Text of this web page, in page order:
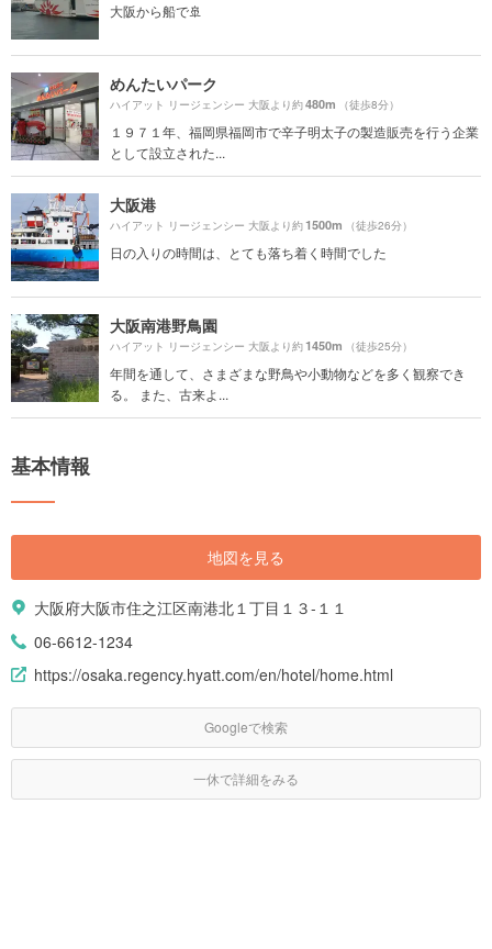
大阪から船で🚢
めんたいパーク
ハイアット リージェンシー 大阪より約480m （徒歩8分）
１９７１年、福岡県福岡市で辛子明太子の製造販売を行う企業
として設立された...
大阪港
ハイアット リージェンシー 大阪より約1500m （徒歩26分）
日の入りの時間は、とても落ち着く時間でした
大阪南港野鳥園
ハイアット リージェンシー 大阪より約1450m （徒歩25分）
年間を通して、さまざまな野鳥や小動物などを多く観察でき
る。 また、古来よ...
基本情報
地図を見る
大阪府大阪市住之江区南港北１丁目１３-１１
06-6612-1234
https://osaka.regency.hyatt.com/en/hotel/home.html
Googleで検索
一休で詳細をみる